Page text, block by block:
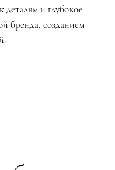
и глубокое
бренда, созданием